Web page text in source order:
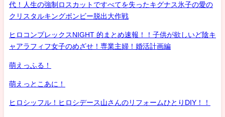
代！人生の強制ロスカットですべてを失ったキグナス氷子の愛の
クリスタルキングボンビー脱出大作戦
ヒロコンプレックスNIGHT 的まとめ速報！！子供が欲しいど陰キ
ャアラフィフ女子のめざせ！専業主婦！婚活計画編
萌えっふる！
萌えっとこあに！
ヒロシッフル！ヒロシデース山さんのリフォームひとりDIY！！